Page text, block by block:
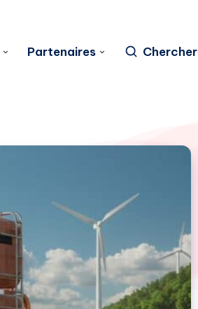
Partenaires Chercher